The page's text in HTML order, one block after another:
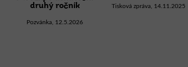
druhý ročník
Pozvánka, 12.5.2026
Tisková zpráva, 14.11.2025